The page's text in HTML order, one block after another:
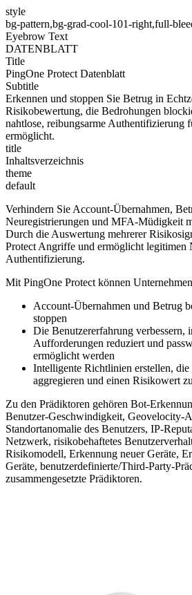
style
bg-pattern,bg-grad-cool-101-right,full-
Eyebrow Text
DATENBLATT
Title
PingOne Protect Datenblatt
Subtitle
Erkennen und stoppen Sie Betrug in
Risikobewertung, die Bedrohungen
nahtlose, reibungsarme Authentifizierung
ermöglicht.
title
Inhaltsverzeichnis
theme
default
Verhindern Sie Account-Übernahmen,
Neuregistrierungen und MFA-Müdigkeit
Durch die Auswertung mehrerer
Protect Angriffe und ermöglicht legitimen
Authentifizierung.
Mit PingOne Protect können
Account-Übernahmen und Betrug
stoppen
Die Benutzererfahrung verbessern,
Aufforderungen reduziert und
ermöglicht werden
Intelligente Richtlinien erstellen, die
aggregieren und einen Risikowert
Zu den Prädiktoren gehören Bot-
Benutzer-Geschwindigkeit, Geovelocity-
Standortanomalie des Benutzers, IP-
Netzwerk, risikobehaftetes
Risikomodell, Erkennung neuer Geräte,
Geräte, benutzerdefinierte/Third-Party-
zusammengesetzte Prädiktoren.